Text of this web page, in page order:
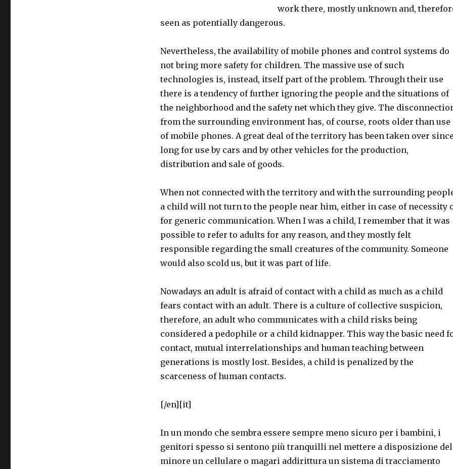
work there, mostly unknown and,
seen as potentially dangerous.
Nevertheless, the availability of mobile phones and control systems do
not bring more safety for children. The massive use of such
technologies is, instead, itself part of the problem. Through their use
there is a tendency of further ignoring the people and the situations of
the neighborhood and the safety net which they give. The
from the surrounding environment has, of course, roots older than use
of mobile phones. A great deal of the territory has been taken over
long for use by cars and by other vehicles for the production,
distribution and sale of goods.
When not connected with the territory and with the surrounding
a child will not turn to the people near him, either in case of necessity
for generic communication. When I was a child, I remember that it was
possible to refer to adults for any reason, and they mostly felt
responsible regarding the small creatures of the community. Someone
would also scold us, but it was part of life.
Nowadays an adult is afraid of contact with a child as much as a child
fears contact with an adult. There is a culture of collective suspicion,
therefore, an adult who communicates with a child risks being
considered a pedophile or a child kidnapper. This way the basic need
contact, mutual interrelationships and human teaching between
generations is mostly lost. Besides, a child is penalized by the
scarceness of human contacts.
[/en][it]
In un mondo che sembra essere sempre meno sicuro per i bambini, i
genitori spesso si sentono più tranquilli nel mettere a disposizione del
minore un cellulare o magari addirittura un sistema di tracciamento